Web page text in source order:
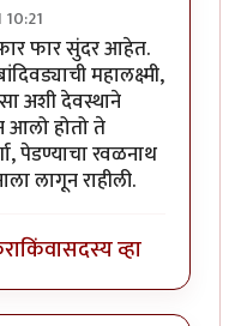
फार सुंदर आहेत.
महालक्ष्मी,
अशी देवस्थाने
आलो होतो ते
पेडण्याचा रवळनाथ
लागून राहीली.
किंवासदस्य व्हा